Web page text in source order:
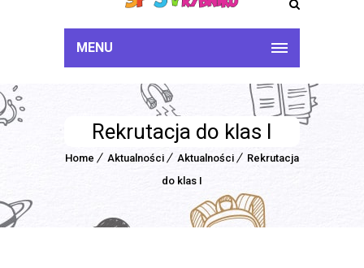
MENU
Rekrutacja do klas I
Home Aktualności Aktualności
Rekrutacja
do klas I